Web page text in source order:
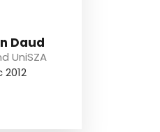
Daud
UniSZA